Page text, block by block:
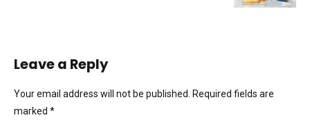
Leave a Reply
Your email address will not be published. Required fields are
marked *